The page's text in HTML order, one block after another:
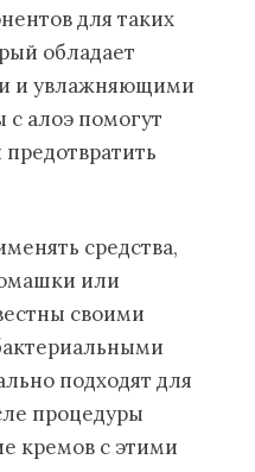
для таких
обладает
и увлажняющими
с алоэ помогут
средства,
или
своими
подходят для
процедуры
кремов с этими